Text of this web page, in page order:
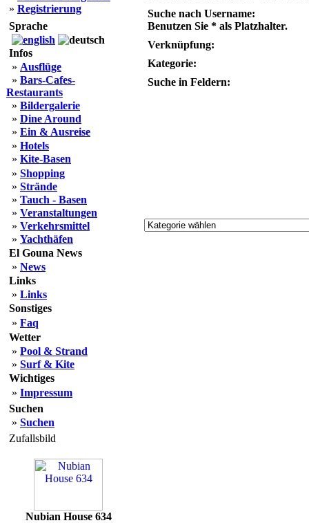
» Registrierung
Sprache
Infos
» Ausflüge
» Bars-Cafes-
Restaurants
» Bildergalerie
» Dine Around
» Ein & Ausreise
» Hotels
» Kite-Basen
» Shopping
» Strände
» Tauch - Basen
» Veranstaltungen
» Verkehrsmittel
» Yachthäfen
El Gouna News
» News
Links
» Links
Sonstiges
» Faq
Wetter
» Pool & Strand
» Surf & Kite
Wichtiges
» Impressum
Suchen
» Suchen
Zufallsbild
Nubian House 634
Suche nach Username:
Benutzen Sie * als Platzhalter.
Verknüpfung:
Kategorie:
Suche in Feldern: